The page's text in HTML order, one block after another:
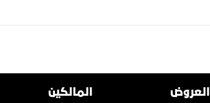
العروض المالكين